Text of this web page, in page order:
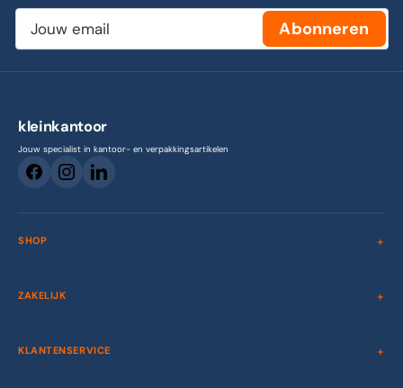
Jouw
email
Abonneren
kleinkantoor
Jouw specialist in kantoor- en verpakkingsartikelen
SHOP
ZAKELIJK
KLANTENSERVICE